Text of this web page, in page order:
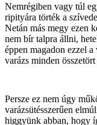
Nemrégiben vagy túl
ripityára törték a
Netán más megy ezen
nem bír talpra állni,
éppen magadon ezzel
varázs minden
Persze ez nem úgy
varázsütésszerűen
higgyünk abban, hogy